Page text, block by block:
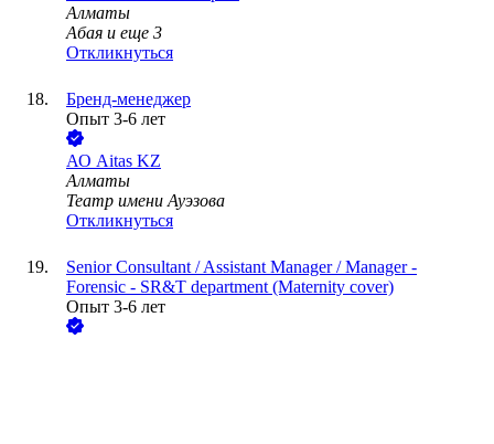
Алматы
Абая и еще 3
Откликнуться
Бренд-менеджер
Опыт 3-6 лет
АО Aitas KZ
Алматы
Театр имени Ауэзова
Откликнуться
Senior Consultant / Assistant Manager / Manager -
Forensic - SR&T department (Maternity cover)
Опыт 3-6 лет